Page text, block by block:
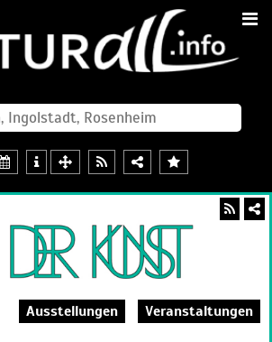
Ausstellungen Veranstaltungen